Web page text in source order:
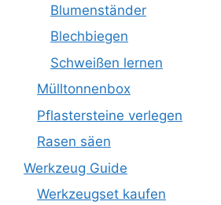
Blumenständer
Blechbiegen
Schweißen lernen
Mülltonnenbox
Pflastersteine verlegen
Rasen säen
Werkzeug Guide
Werkzeugset kaufen